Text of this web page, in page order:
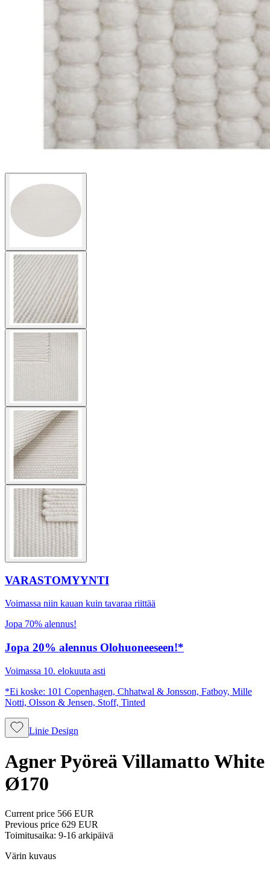
VARASTOMYYNTI
Voimassa niin kauan kuin tavaraa riittää
Jopa 70% alennus!
Jopa 20% alennus Olohuoneeseen!*
Voimassa 10. elokuuta asti
*Ei koske: 101 Copenhagen, Chhatwal & Jonsson, Fatboy, Mille
Notti, Olsson & Jensen, Stoff, Tinted
Linie Design
Agner Pyöreä Villamatto White
Ø170
Current price 566 EUR
Previous price 629 EUR
Toimitusaika: 9-16 arkipäivä
Värin kuvaus